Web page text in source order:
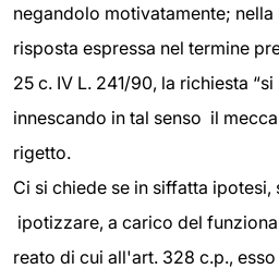
negandolo motivatamente;
risposta espressa nel termine
25 c. IV L. 241/90, la richiesta
innescando in tal senso il
rigetto.
Ci si chiede se in siffatta ipotesi,
ipotizzare, a carico del
reato di cui all'art. 328 c.p.,